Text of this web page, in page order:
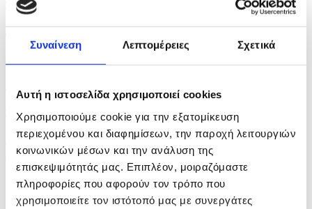
Συναίνεση Λεπτομέρειες Σχετικά
Αυτή η ιστοσελίδα χρησιμοποιεί cookies
Χρησιμοποιούμε cookie για την εξατομίκευση
περιεχομένου και διαφημίσεων, την παροχή λειτουργιών
κοινωνικών μέσων και την ανάλυση της
επισκεψιμότητάς μας. Επιπλέον, μοιραζόμαστε
πληροφορίες που αφορούν τον τρόπο που
χρησιμοποιείτε τον ιστότοπό μας με συνεργάτες
πριν 25 λεπτά
Δείκτης Τιμών Χρηματιστηρίου
πριν 35 λεπτά
Αρχαία και σπάνια θρησκευτικά αντικείμενα σε
έκθεση...